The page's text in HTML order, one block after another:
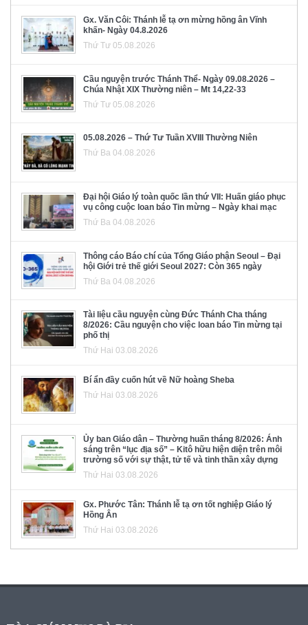
Gx. Văn Côi: Thánh lễ tạ ơn mừng hồng ân Vĩnh
khấn- Ngày 04.8.2026
Thứ Tư 05.08.2026
Cầu nguyện trước Thánh Thể- Ngày 09.08.2026 –
Chúa Nhật XIX Thường niên – Mt 14,22-33
Thứ Tư 05.08.2026
05.08.2026 – Thứ Tư Tuần XVIII Thường Niên
Thứ Ba 04.08.2026
Đại hội Giáo lý toàn quốc lần thứ VII: Huấn giáo phục
vụ công cuộc loan báo Tin mừng – Ngày khai mạc
Thứ Ba 04.08.2026
Thông cáo Báo chí của Tổng Giáo phận Seoul – Đại
hội Giới trẻ thế giới Seoul 2027: Còn 365 ngày
Thứ Ba 04.08.2026
Tài liệu cầu nguyện cùng Đức Thánh Cha tháng
8/2026: Cầu nguyện cho việc loan báo Tin mừng tại
phố thị
Thứ Hai 03.08.2026
Bí ẩn đầy cuốn hút về Nữ hoàng Sheba
Thứ Hai 03.08.2026
Ủy ban Giáo dân – Thường huấn tháng 8/2026: Ánh
sáng trên “lục địa số” – Kitô hữu hiện diện trên môi
trường số với sự thật, tử tế và tinh thần xây dựng
Thứ Hai 03.08.2026
Gx. Phước Tân: Thánh lễ tạ ơn tốt nghiệp Giáo lý
Hồng Ân
Thứ Hai 03.08.2026